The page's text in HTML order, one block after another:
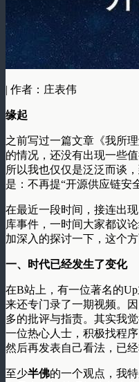
| 作者：庄表伟
缘起
之前写过一篇文章《我所
的情况，还没有出现一些
所以我也仅仅是泛泛而谈
是：不再提“开源供应链安
在最近一段时间，接连出现
库事件，一时间大家都议
加深入的探讨一下，这个方
一、时代已经发生了变化
在B站上，有一位著名的Up
来还专门录了一期视频。
多的批评与指责。其实我
一位热心人士，积极找程
然后再发表自己看法，已经
至少半佛的一个观点，我